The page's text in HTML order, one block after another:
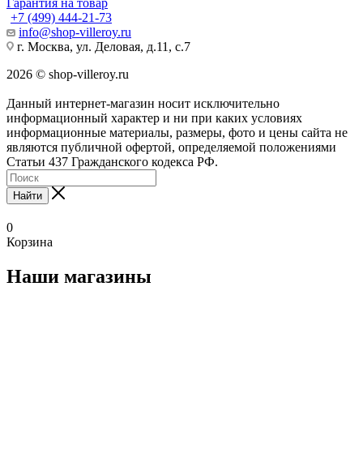
+7 (499) 444-21-73
info@shop-villeroy.ru
г. Москва, ул. Деловая, д.11, с.7
2026 © shop-villeroy.ru
Данный интернет-магазин носит исключительно
информационный характер и ни при каких условиях
информационные материалы, размеры, фото и цены сайта не
являются публичной офертой, определяемой положениями
Статьи 437 Гражданского кодекса РФ.
Найти
0
Корзина
Наши магазины